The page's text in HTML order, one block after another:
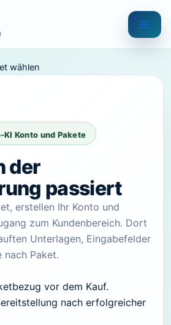
wählen
KI Konto und Pakete
der
passiert
erstellen Ihr Konto und
zum Kundenbereich. Dort
Unterlagen, Eingabefelder
nach Paket.
vor dem Kauf.
nach erfolgreicher